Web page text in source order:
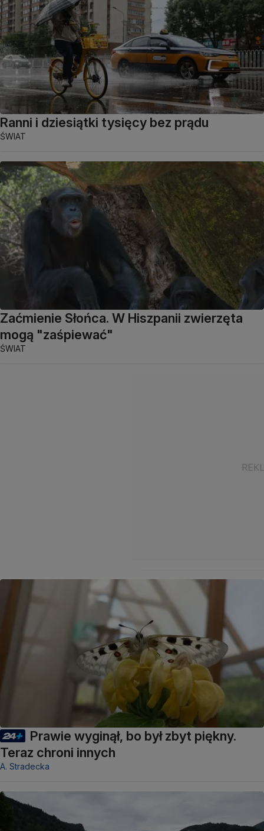
Ranni i dziesiątki tysięcy bez prądu
ŚWIAT
Zaćmienie Słońca. W Hiszpanii zwierzęta
mogą "zaśpiewać"
ŚWIAT
Prawie wyginął, bo był zbyt piękny.
Teraz chroni innych
A. Stradecka